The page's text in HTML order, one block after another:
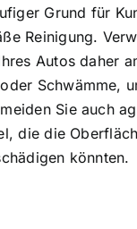
Grund für
Reinigung.
Autos daher
Schwämme,
Sie auch
die die
könnten.